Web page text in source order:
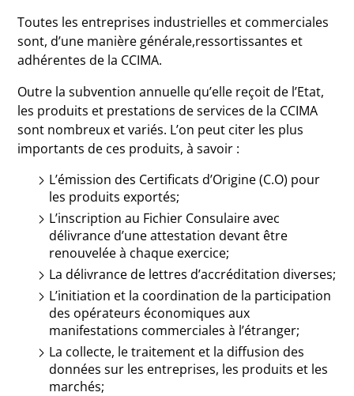
Toutes les entreprises industrielles et commerciales
sont, d’une manière générale,ressortissantes et
adhérentes de la CCIMA.
Outre la subvention annuelle qu’elle reçoit de l’Etat,
les produits et prestations de services de la CCIMA
sont nombreux et variés. L’on peut citer les plus
importants de ces produits, à savoir :
L’émission des Certificats d’Origine (C.O) pour
les produits exportés;
L’inscription au Fichier Consulaire avec
délivrance d’une attestation devant être
renouvelée à chaque exercice;
La délivrance de lettres d’accréditation diverses;
L’initiation et la coordination de la participation
des opérateurs économiques aux
manifestations commerciales à l’étranger;
La collecte, le traitement et la diffusion des
données sur les entreprises, les produits et les
marchés;